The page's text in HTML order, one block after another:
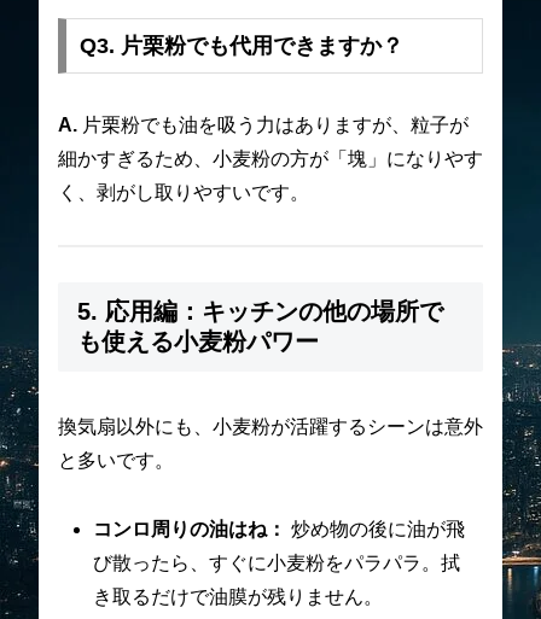
Q3. 片栗粉でも代用できますか？
A. 片栗粉でも油を吸う力はありますが、粒子が
細かすぎるため、小麦粉の方が「塊」になりやす
く、剥がし取りやすいです。
5. 応用編：キッチンの他の場所で
も使える小麦粉パワー
換気扇以外にも、小麦粉が活躍するシーンは意外
と多いです。
コンロ周りの油はね： 炒め物の後に油が飛
び散ったら、すぐに小麦粉をパラパラ。拭
き取るだけで油膜が残りません。